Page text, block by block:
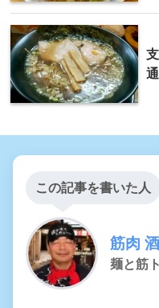
この記事を書いた人
筋肉
麺と筋